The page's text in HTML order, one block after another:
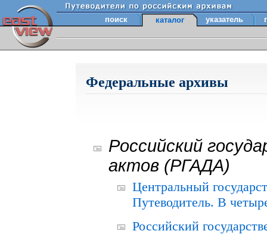
поиск каталог указатель
Федеральные архивы
Российский
актов (РГАДА)
Центральный
Путеводитель. В
Российский